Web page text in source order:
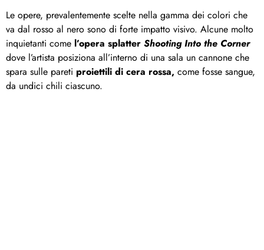
Le opere, prevalentemente scelte nella gamma dei colori che
va dal rosso al nero sono di forte impatto visivo. Alcune molto
inquietanti come l’opera splatter Shooting Into the Corner
dove l’artista posiziona all’interno di una sala un cannone che
spara sulle pareti proiettili di cera rossa, come fosse sangue,
da undici chili ciascuno.